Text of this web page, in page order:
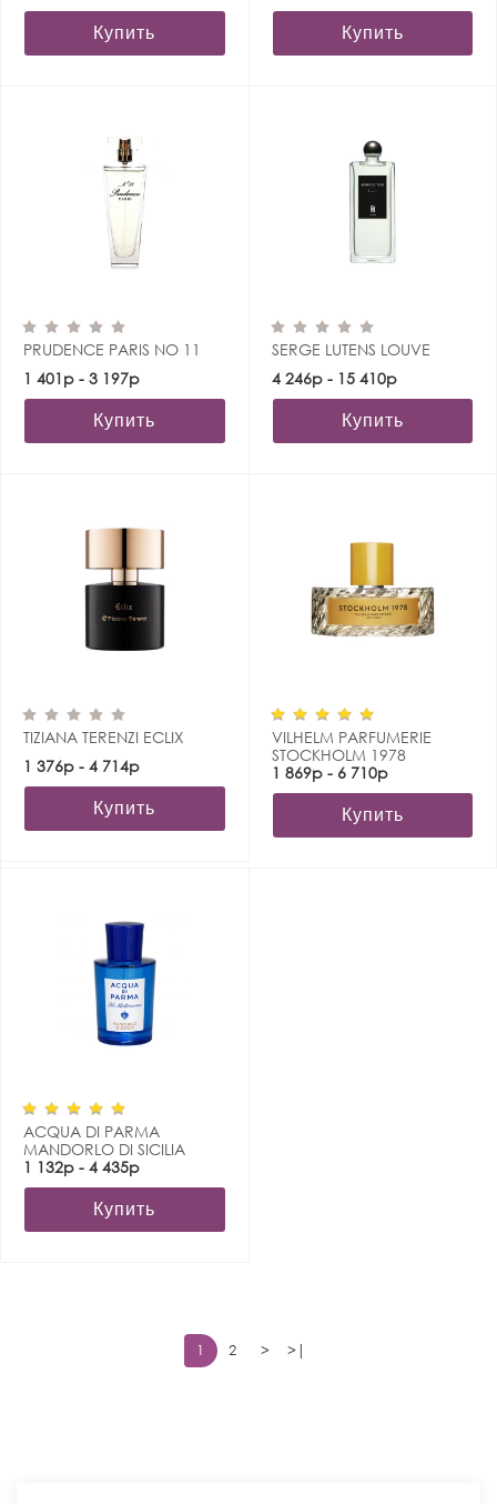
Купить Купить
PRUDENCE PARIS NO 11
1 401р - 3 197р
Купить
SERGE LUTENS LOUVE
4 246р - 15 410р
Купить
TIZIANA TERENZI ECLIX
1 376р - 4 714р
Купить
VILHELM PARFUMERIE
STOCKHOLM 1978
1 869р - 6 710р
Купить
ACQUA DI PARMA
MANDORLO DI SICILIA
1 132р - 4 435р
Купить
1 2 > >|